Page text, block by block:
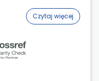
Czytaj więcej